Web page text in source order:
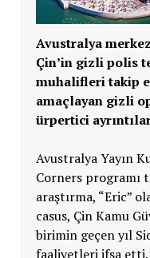
Avustralya
Çin’in gizli polis
muhalifleri takip
amaçlayan gizli
ürpertici
Avustralya Yayın
Corners programı
araştırma, “Eric”
casus, Çin Kamu
birimin geçen yıl
faaliyetleri ifşa etti.